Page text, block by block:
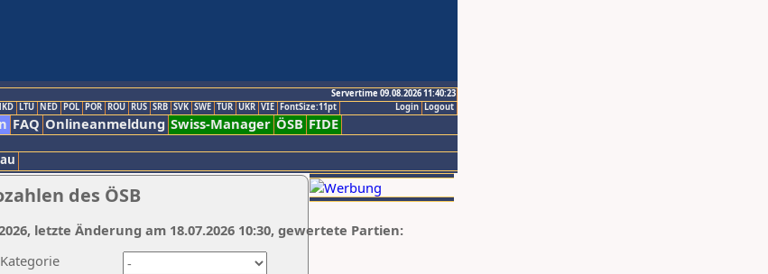
Servertime 09.08.2026 11:40:23
Logout
Login
LTU NED POL POR ROU RUS SRB SVK SWE TUR UKR VIE FontSize:11pt
FAQ Onlineanmeldung Swiss-Manager ÖSB FIDE
des ÖSB
Kategorie
letzte Änderung am 18.07.2026 10:30, gewertete Partien: